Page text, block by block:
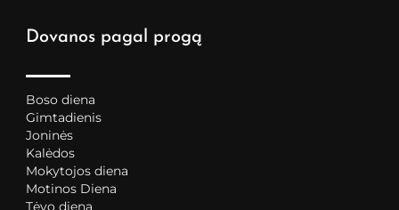
Dovanos pagal progą
Boso diena
Gimtadienis
Joninės
Kalėdos
Mokytojos diena
Motinos Diena
Tėvo diena